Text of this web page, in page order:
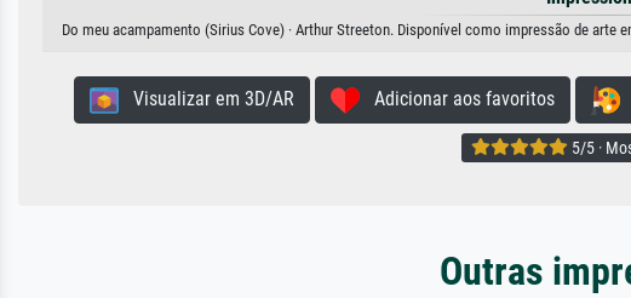
Do meu acampamento (Sirius Cove) · Arthur Streeton. Disponível como impressão de
Visualizar em 3D/AR Adicionar aos favoritos
5/5 ·
Outras